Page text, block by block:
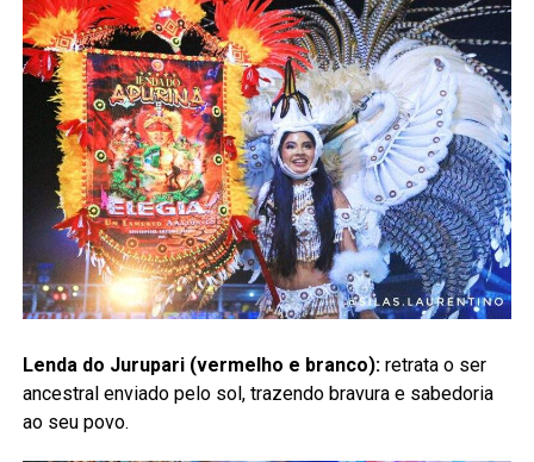
Lenda do Jurupari (vermelho e branco):retrata o ser
ancestral enviado pelo sol, trazendo bravura e sabedoria
ao seu povo.